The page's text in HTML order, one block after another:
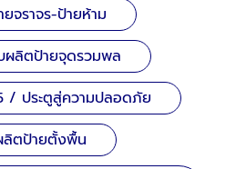
ยจราจร-ป้ายห้าม
ผลิตป้ายจุดรวมพล
/ ประตูสู่ความปลอดภัย
ลิตป้ายตั้งพื้น